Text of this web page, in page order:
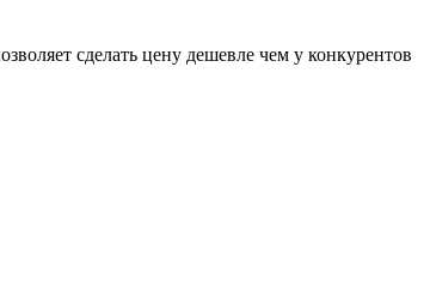
сделать цену дешевле чем у конкурентов